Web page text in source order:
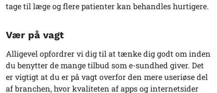
tage til læge og flere patienter kan behandles hurtigere.
Vær på vagt
Alligevel opfordrer vi dig til at tænke dig godt om inden
du benytter de mange tilbud som e-sundhed giver. Det
er vigtigt at du er på vagt overfor den mere useriøse del
af branchen, hvor kvaliteten af apps og internetsider